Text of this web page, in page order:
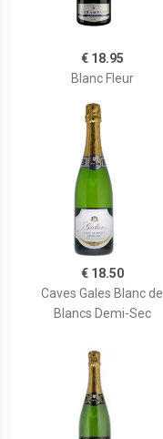
€ 18.95
Blanc Fleur
€ 18.50
Caves Gales Blanc de
Blancs Demi-Sec